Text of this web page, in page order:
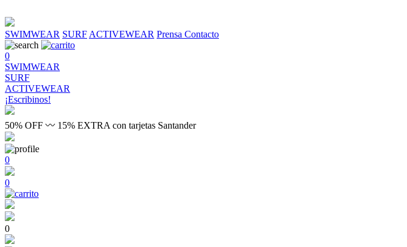
SWIMWEAR SURF ACTIVEWEAR Prensa Contacto
0
SWIMWEAR
SURF
ACTIVEWEAR
¡Escribinos!
50% OFF 〰 15% EXTRA con tarjetas Santander
0
0
0